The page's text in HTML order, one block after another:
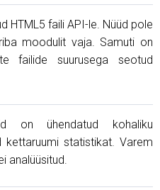
HTML5 faili API-le. Nüüd pole
moodulit vaja. Samuti on
failide suurusega seotud
on ühendatud kohaliku
kettaruumi statistikat. Varem
analüüsitud.